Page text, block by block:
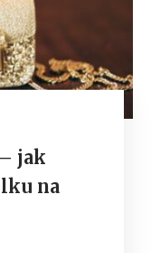
jak
na